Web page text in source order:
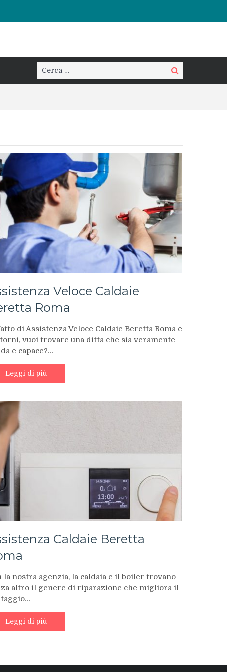
Cerca: Cerca
Veloce Caldaie
Roma
di Assistenza Veloce Caldaie Beretta Roma e
vuoi trovare una ditta che sia veramente
e capace?…
Leggi di più
Caldaie Beretta
la nostra agenzia, la caldaia e il boiler trovano
altro il genere di riparazione che migliora il
Leggi di più